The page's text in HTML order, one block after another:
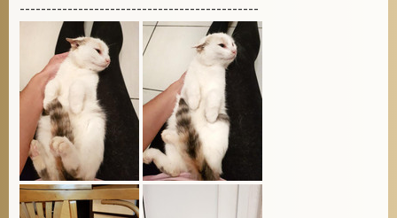
---------------------------------------------